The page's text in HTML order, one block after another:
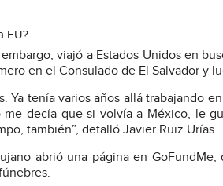
EU?
viajó a Estados Unidos en
en el Consulado de El Salvador y
Ya tenía varios años allá trabajando
decía que si volvía a México, le
también”, detalló Javier Ruiz Urías.
abrió una página en